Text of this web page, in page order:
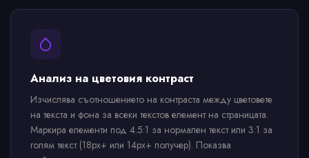
Анализ на цветовия контраст
Изчислява съотношението на контраста между цветовете
на текста и фона за всеки текстов елемент на страницата.
Маркира елементи под 4.5:1 за нормален текст или 3:1 за
голям текст (18px+ или 14px+ получер). Показва